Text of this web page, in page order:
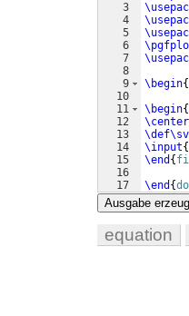
3
4
5
6
7
8
9
10
11
12
13
14
15
16
17
\begin{
\begin{
\input{
\end {
\end {
Ausgabe
equation